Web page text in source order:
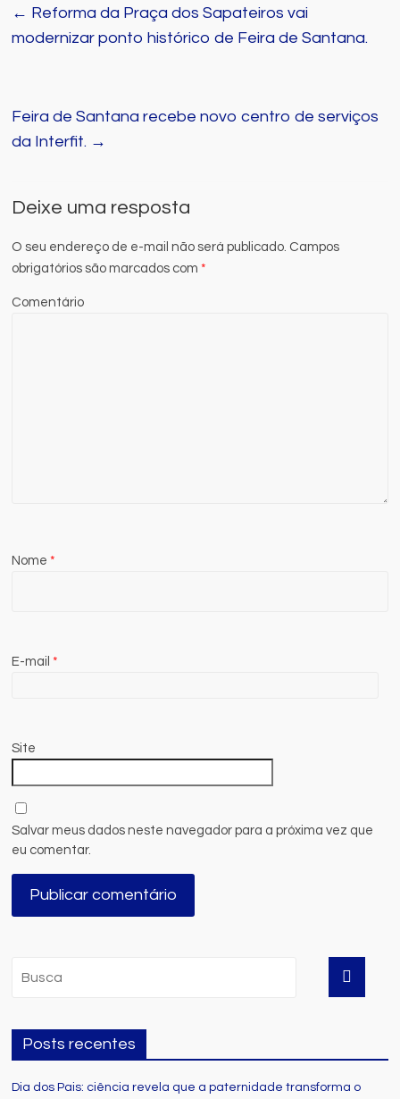
← Reforma da Praça dos Sapateiros vai
modernizar ponto histórico de Feira de Santana.
Feira de Santana recebe novo centro de serviços
da Interfit. →
Deixe uma resposta
O seu endereço de e-mail não será publicado. Campos
obrigatórios são marcados com*
Comentário
Nome*
E-mail*
Site
Salvar meus dados neste navegador para a próxima vez que
eu comentar.
Posts recentes
Dia dos Pais: ciência revela que a paternidade transforma o